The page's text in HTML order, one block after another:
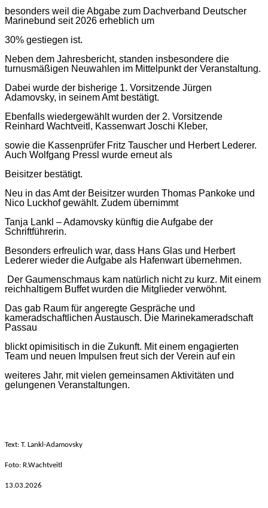
besonders weil die Abgabe zum Dachverband Deutscher
Marinebund seit 2026 erheblich um
30% gestiegen ist.
Neben dem Jahresbericht, standen insbesondere die
turnusmäßigen Neuwahlen im Mittelpunkt der Veranstaltung.
Dabei wurde der bisherige 1. Vorsitzende Jürgen
Adamovsky, in seinem Amt bestätigt.
Ebenfalls wiedergewählt wurden der 2. Vorsitzende
Reinhard Wachtveitl, Kassenwart Joschi Kleber,
sowie die Kassenprüfer Fritz Tauscher und Herbert Lederer.
Auch Wolfgang Pressl wurde erneut als
Beisitzer bestätigt.
Neu in das Amt der Beisitzer wurden Thomas Pankoke und
Nico Luckhof gewählt. Zudem übernimmt
Tanja Lankl – Adamovsky künftig die Aufgabe der
Schriftführerin.
Besonders erfreulich war, dass Hans Glas und Herbert
Lederer wieder die Aufgabe als Hafenwart übernehmen.
Der Gaumenschmaus kam natürlich nicht zu kurz. Mit einem
reichhaltigem Buffet wurden die Mitglieder verwöhnt.
Das gab Raum für angeregte Gespräche und
kameradschaftlichen Austausch. Die Marinekameradschaft
Passau
blickt opimisitisch in die Zukunft. Mit einem engagierten
Team und neuen Impulsen freut sich der Verein auf ein
weiteres Jahr, mit vielen gemeinsamen Aktivitäten und
gelungenen Veranstaltungen.
Text: T. Lankl-Adamovsky
Foto: R.Wachtveitl
13.03.2026